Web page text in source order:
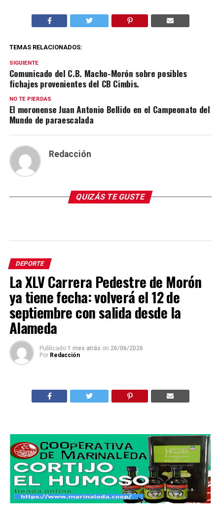
TEMAS RELACIONADOS:
SIGUIENTE
Comunicado del C.B. Macho-Morón sobre posibles
fichajes provenientes del CB Cimbis.
NO TE PIERDAS
El moronense Juan Antonio Bellido en el Campeonato del
Redacción
QUIZÁS TE GUSTE
DEPORTE
La XLV Carrera Pedestre de Morón
ya tiene fecha: volverá el 12 de
septiembre con salida desde la
Alameda
Publicado 1 mes atrás on 26/06/2026
Por Redacción